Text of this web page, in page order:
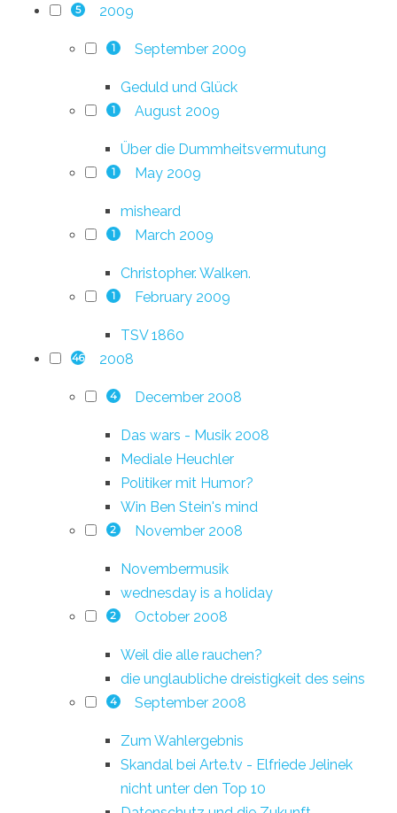
5 2009
1 September 2009
Geduld und Glück
1 August 2009
Über die Dummheitsvermutung
1 May 2009
misheard
1 March 2009
Christopher. Walken.
1 February 2009
TSV 1860
46 2008
4 December 2008
Das wars - Musik 2008
Mediale Heuchler
Politiker mit Humor?
Win Ben Stein's mind
2 November 2008
Novembermusik
wednesday is a holiday
2 October 2008
Weil die alle rauchen?
die unglaubliche dreistigkeit des seins
4 September 2008
Zum Wahlergebnis
Skandal bei Arte.tv - Elfriede Jelinek
nicht unter den Top 10